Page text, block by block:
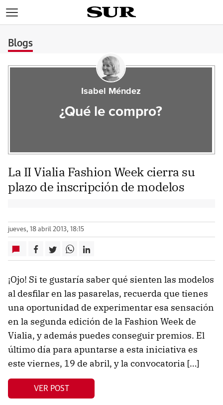
Blogs
Isabel Méndez
¿Qué le compro?
La II Vialia Fashion Week cierra su
plazo de inscripción de modelos
jueves, 18 abril 2013, 18:15
¡Ojo! Si te gustaría saber qué sienten las modelos
al desfilar en las pasarelas, recuerda que tienes
una oportunidad de experimentar esa sensación
en la segunda edición de la Fashion Week de
Vialia, y además puedes conseguir premios. El
último día para apuntarse a esta iniciativa es
este viernes, 19 de abril, y la convocatoria […]
VER POST